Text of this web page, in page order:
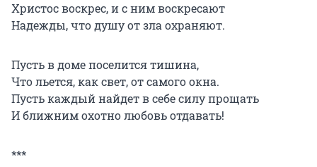
Христос воскрес, и с ним воскресают
Надежды, что душу от зла охраняют.
Пусть в доме поселится тишина,
Что льется, как свет, от самого окна.
Пусть каждый найдет в себе силу прощать
И ближним охотно любовь отдавать!
***